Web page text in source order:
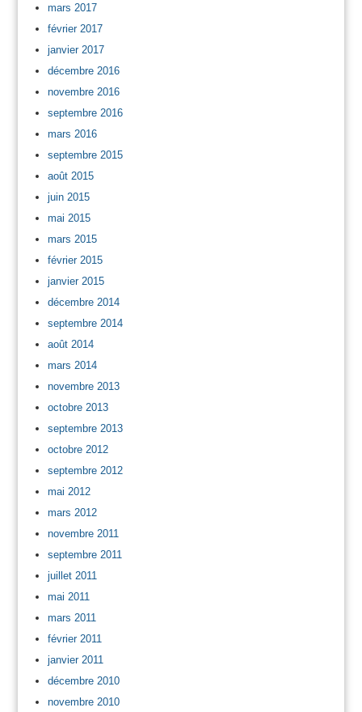
mars 2017
février 2017
janvier 2017
décembre 2016
novembre 2016
septembre 2016
mars 2016
septembre 2015
août 2015
juin 2015
mai 2015
mars 2015
février 2015
janvier 2015
décembre 2014
septembre 2014
août 2014
mars 2014
novembre 2013
octobre 2013
septembre 2013
octobre 2012
septembre 2012
mai 2012
mars 2012
novembre 2011
septembre 2011
juillet 2011
mai 2011
mars 2011
février 2011
janvier 2011
décembre 2010
novembre 2010